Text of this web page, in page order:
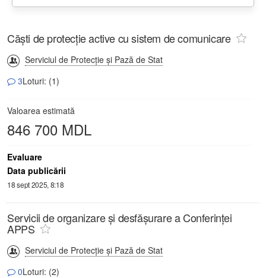
Căști de protecție active cu sistem de comunicare
Serviciul de Protecție și Pază de Stat
3Loturi: (1)
Valoarea estimată
846 700 MDL
Evaluare
Data publicării
18 sept 2025, 8:18
Servicii de organizare și desfășurare a Conferinței
APPS
Serviciul de Protecție și Pază de Stat
0Loturi: (2)